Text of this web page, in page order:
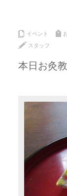
イベント
スタッフ
本日お灸